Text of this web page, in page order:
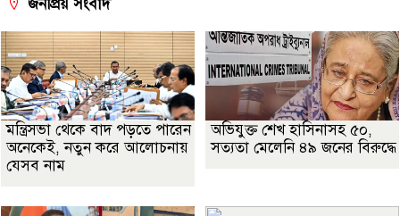
জনপ্রিয় সংবাদ
মন্ত্রিসভা থেকে বাদ পড়তে পারেন
অনেকেই, নতুন করে আলোচনায়
যেসব নাম
অভিযুক্ত শেখ হাসিনাসহ ৫০,
সত্যতা মেলেনি ৪৯ জনের বিরুদ্ধে